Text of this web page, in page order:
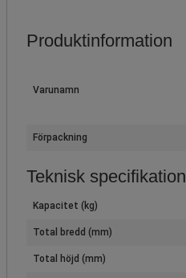
Produktinformation
Varunamn
Förpackning
Teknisk specifikation
Kapacitet (kg)
Total bredd (mm)
Total höjd (mm)